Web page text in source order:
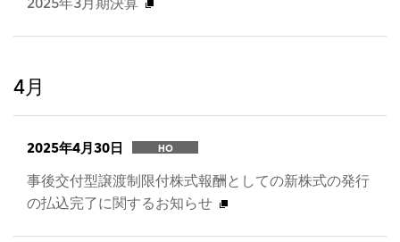
4月
2025年4月30日 HO
事後交付型譲渡制限付株式報酬としての新株式の発行
の払込完了に関するお知らせ